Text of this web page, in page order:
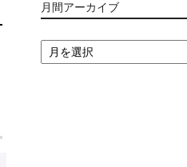
月間アーカイブ
月
間